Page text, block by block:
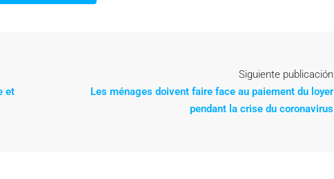
et
Siguiente publicación
Les ménages doivent faire face au paiement du loyer
pendant la crise du coronavirus